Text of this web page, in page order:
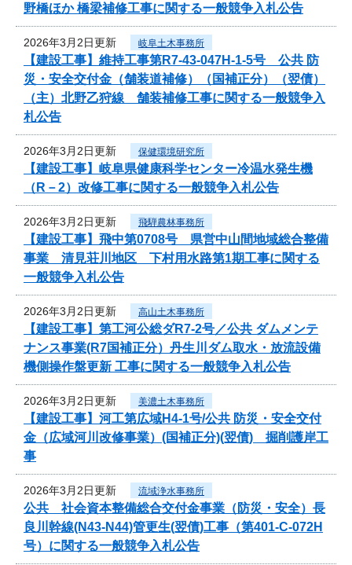
野橋ほか 橋梁補修工事に関する一般競争入札公告
2026年3月2日更新 岐阜土木事務所
【建設工事】維持工事第R7-43-047H-1-5号 公共 防
災・安全交付金（舗装道補修）（国補正分）（翌債）
（主）北野乙狩線 舗装補修工事に関する一般競争入
札公告
2026年3月2日更新 保健環境研究所
【建設工事】岐阜県健康科学センター冷温水発生機
（R－2）改修工事に関する一般競争入札公告
2026年3月2日更新 飛騨農林事務所
【建設工事】飛中第0708号 県営中山間地域総合整備
事業 清見荘川地区 下村用水路第1期工事に関する
一般競争入札公告
2026年3月2日更新 高山土木事務所
【建設工事】第工河公総ダR7-2号／公共 ダムメンテ
ナンス事業(R7国補正分）丹生川ダム取水・放流設備
機側操作盤更新 工事に関する一般競争入札公告
2026年3月2日更新 美濃土木事務所
【建設工事】河工第広域H4-1号/公共 防災・安全交付
金（広域河川改修事業）(国補正分)(翌債) 掘削護岸工
事
2026年3月2日更新 流域浄水事務所
公共 社会資本整備総合交付金事業（防災・安全）長
良川幹線(N43-N44)管更生(翌債)工事（第401-C-072H
号）に関する一般競争入札公告